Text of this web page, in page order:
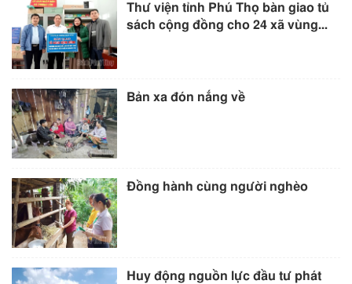
Thư viện tỉnh Phú Thọ bàn giao tủ
sách cộng đồng cho 24 xã vùng...
Bản xa đón nắng về
Đồng hành cùng người nghèo
Huy động nguồn lực đầu tư phát